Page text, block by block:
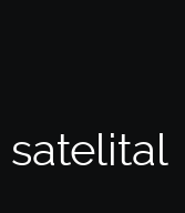
satelital